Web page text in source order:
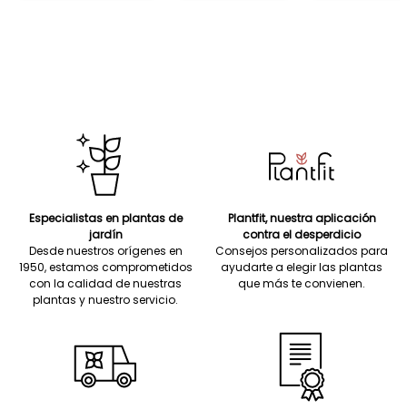
Especialistas en plantas de
jardín
Desde nuestros orígenes en
1950, estamos comprometidos
con la calidad de nuestras
plantas y nuestro servicio.
Plantfit, nuestra aplicación
contra el desperdicio
Consejos personalizados para
ayudarte a elegir las plantas
que más te convienen.